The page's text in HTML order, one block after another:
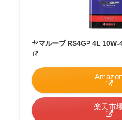
ヤマルーブ RS4GP 4L
Amazon
楽天市